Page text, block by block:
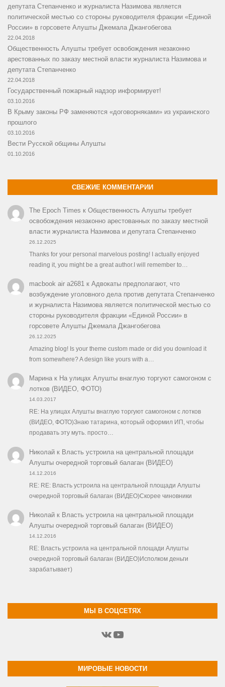
депутата Степанченко и журналиста Назимова является
политической местью со стороны руководителя фракции «Единой
России» в горсовете Алушты Джемала Джангобегова
22.04.2018
Общественность Алушты требует освобождения незаконно
арестованных по заказу местной власти журналиста Назимова и
депутата Степанченко
22.04.2018
Государственный пожарный надзор информирует!
03.10.2016
В Крыму законы РФ заменяются «договорняками» из украинского
прошлого
03.10.2016
Вести Русской общины Алушты
01.10.2016
СВЕЖИЕ КОММЕНТАРИИ
The Epoch Times к Общественность Алушты требует
освобождения незаконно арестованных по заказу местной
власти журналиста Назимова и депутата Степанченко
26.12.2025
Thanks for your personal marvelous posting! I actually enjoyed
reading it, you might be a great author.I will remember to…
macbook air a2681 к Адвокаты предполагают, что
возбуждение уголовного дела против депутата Степанченко
и журналиста Назимова является политической местью со
стороны руководителя фракции «Единой России» в
горсовете Алушты Джемала Джангобегова
26.12.2025
Amazing blog! Is your theme custom made or did you download it
from somewhere? A design like yours with a…
Маринак На улицах Алушты внаглую торгуют самогоном с
лотков (ВИДЕО, ФОТО)
14.03.2017
RE: На улицах Алушты внаглую торгуют самогоном с лотков
(ВИДЕО, ФОТО)Знаю татарина, который оформил ИП, чтобы
продавать эту муть. просто…
Николайк Власть устроила на центральной площади
Алушты очередной торговый балаган (ВИДЕО)
14.12.2016
RE: RE: Власть устроила на центральной площади Алушты
очередной торговый балаган (ВИДЕО)Скорее чиновники
Николайк Власть устроила на центральной площади
Алушты очередной торговый балаган (ВИДЕО)
14.12.2016
RE: Власть устроила на центральной площади Алушты
очередной торговый балаган (ВИДЕО)Исполком деньги
зарабатывает)
МЫ В СОЦСЕТЯХ
ВКонтакте
YouTube
МИРОВЫЕ НОВОСТИ